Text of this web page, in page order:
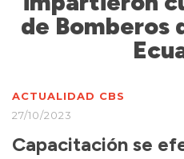
de Bomberos
ACTUALIDAD CBS
27/10/2023
Capacitación se